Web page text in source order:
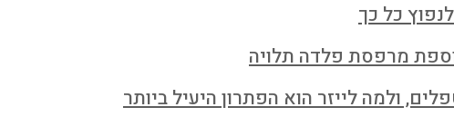
כל כך
מרפסת פלדה תלויה
ולמה לייזר הוא הפתרון היעיל ביותר